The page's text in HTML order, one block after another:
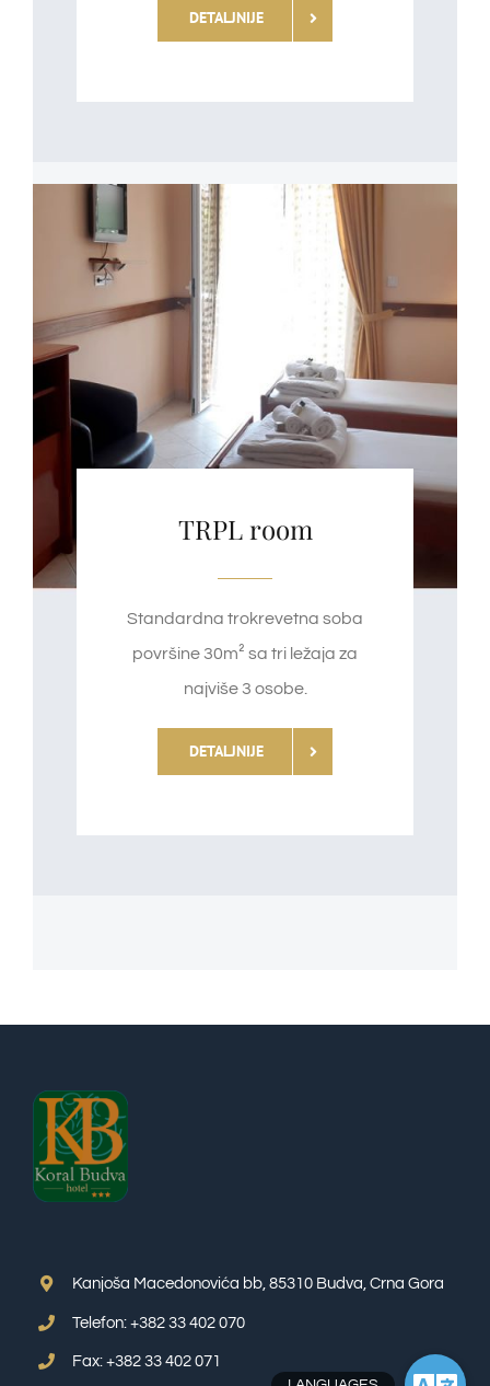
DETALJNIJE
TRPL room
Standardna trokrevetna soba
površine 30m² sa tri ležaja za
najviše 3 osobe.
DETALJNIJE
Kanjoša Macedonovića bb, 85310 Budva, Crna Gora
Telefon: +382 33 402 070
Fax: +382 33 402 071